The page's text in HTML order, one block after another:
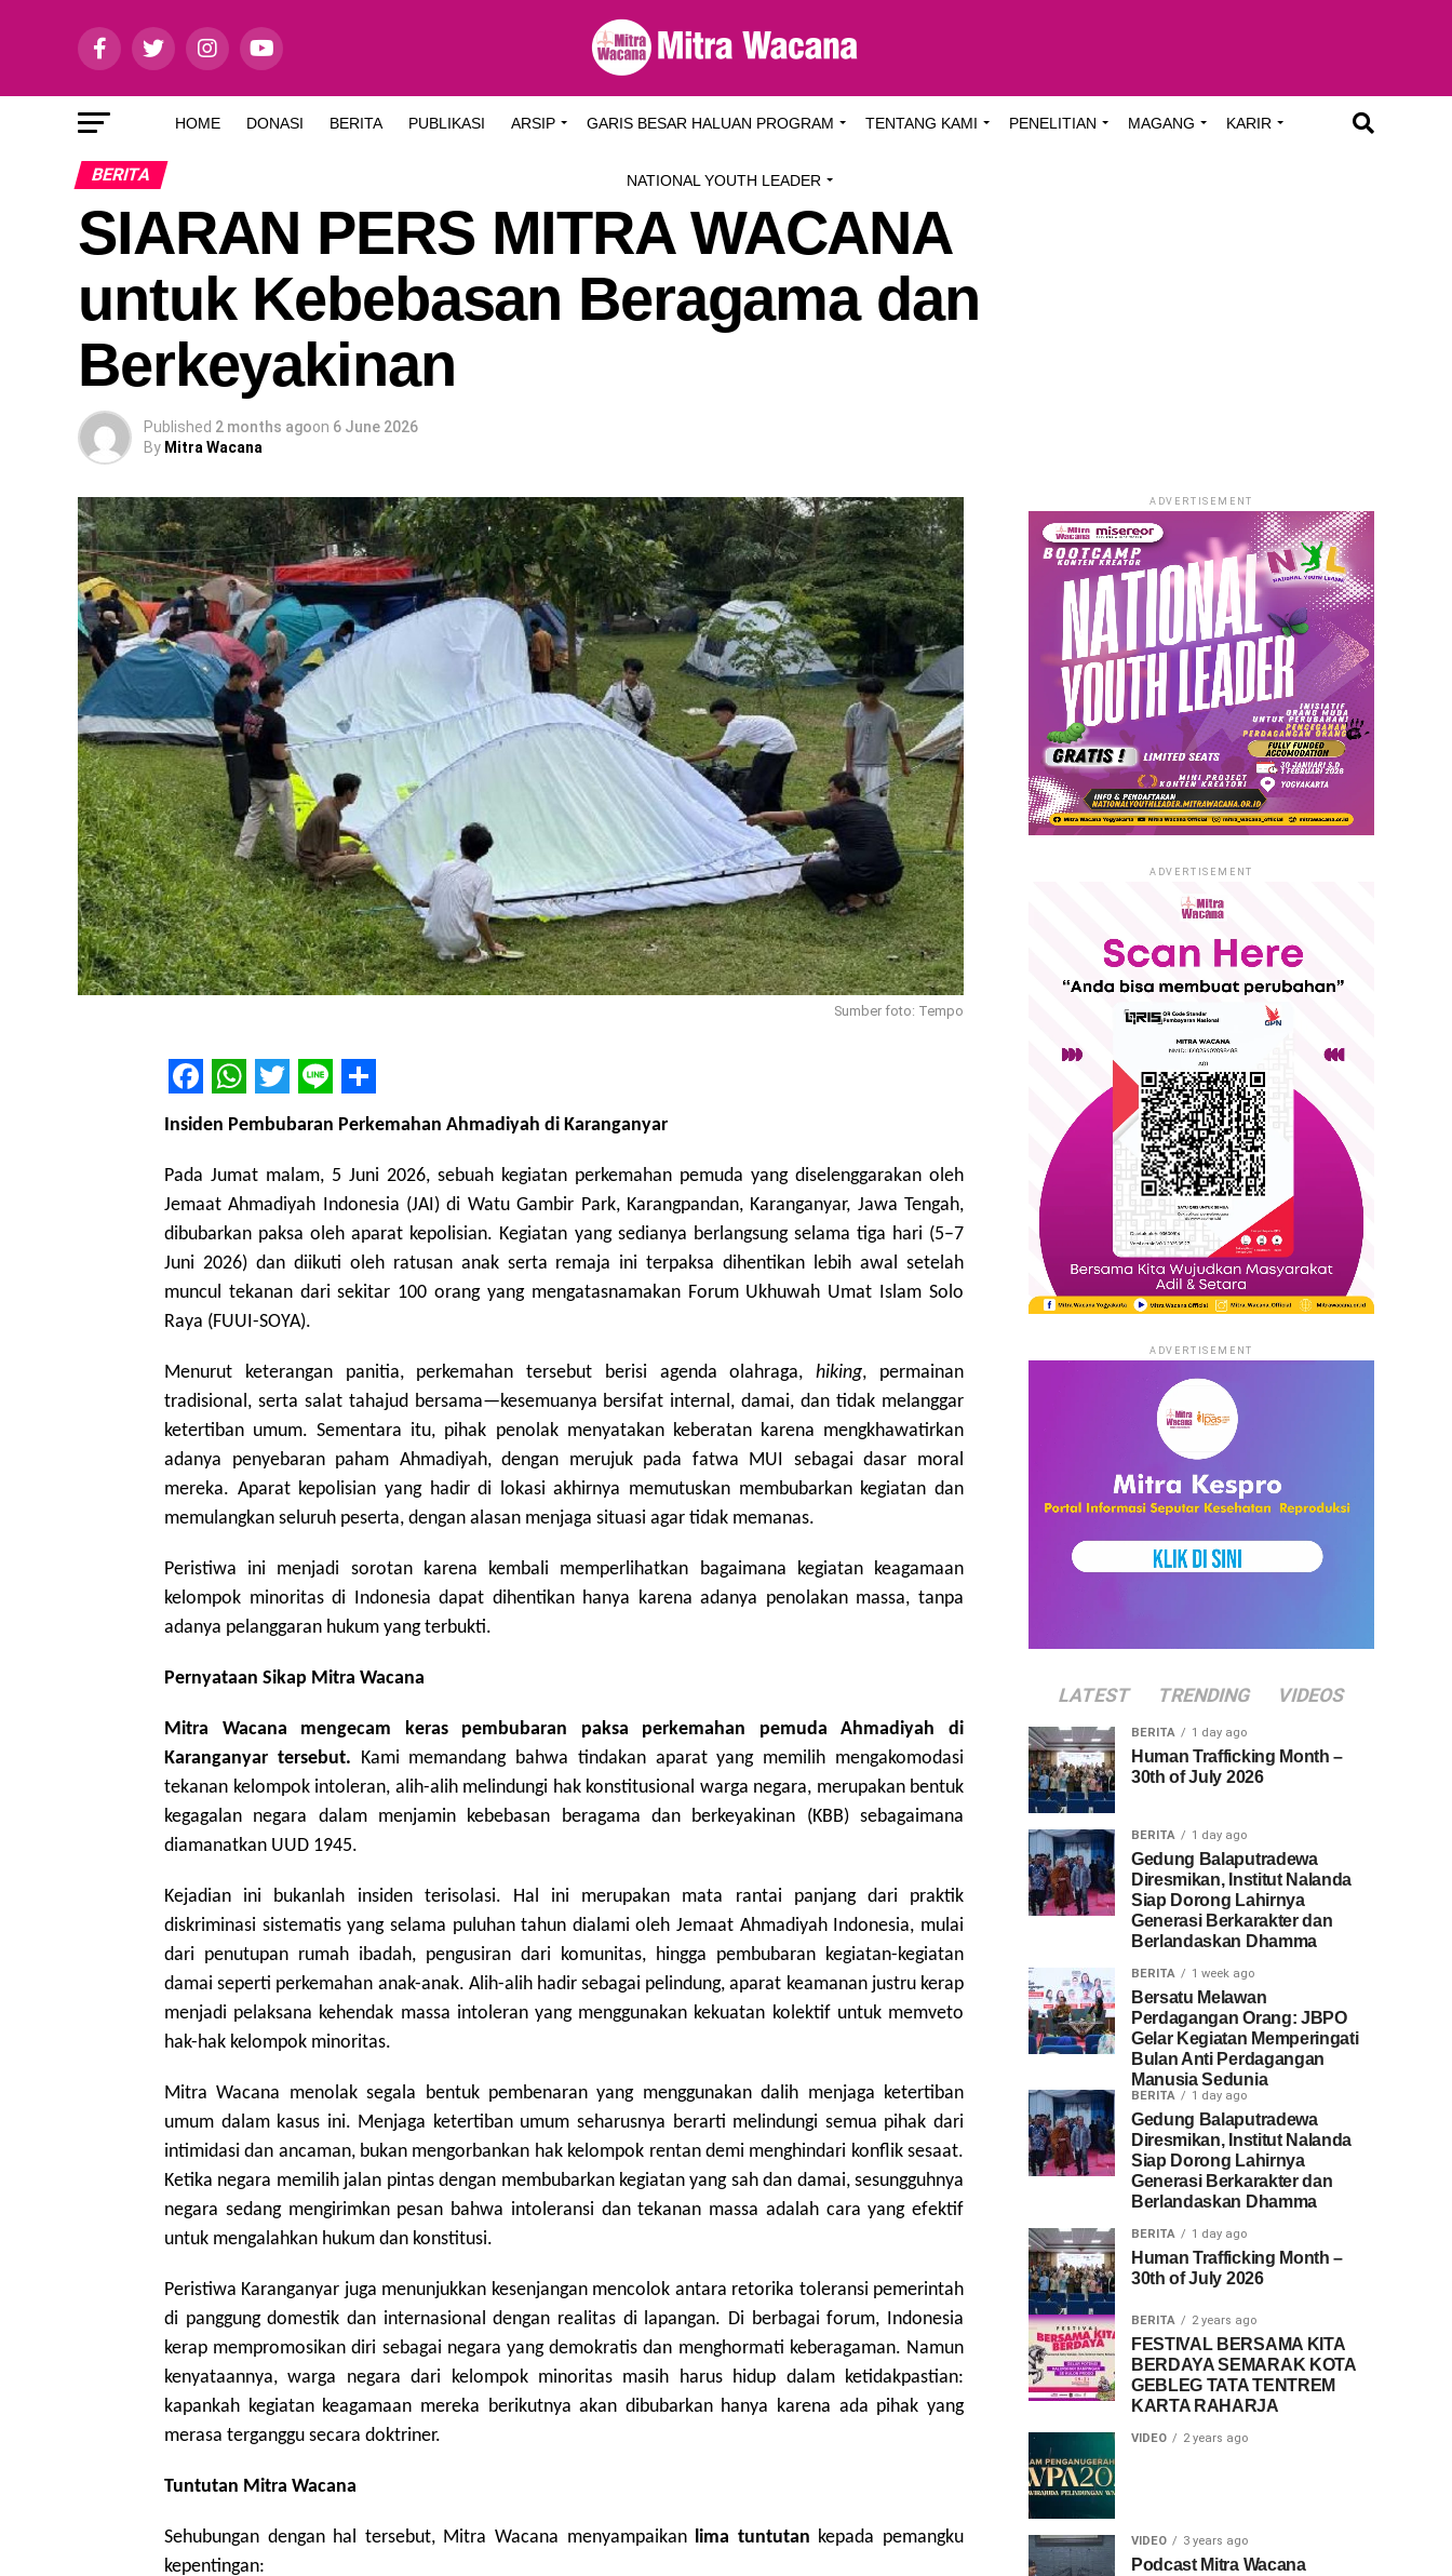
HOME DONASI BERITA PUBLIKASI ARSIP GARIS BESAR HALUAN PROGRAM TENTANG KAMI PENELITIAN MAGANG KARIR
NATIONAL YOUTH LEADER
BERITA
SIARAN PERS MITRA WACANA
untuk Kebebasan Beragama dan
Berkeyakinan
Published 2 months agoon 6 June 2026
By Mitra Wacana
Sumber foto: Tempo
Facebook
WhatsApp
Twitter
LineShare
Insiden Pembubaran Perkemahan Ahmadiyah di Karanganyar
Pada Jumat malam, 5 Juni 2026, sebuah kegiatan perkemahan pemuda yang diselenggarakan oleh
Jemaat Ahmadiyah Indonesia (JAI) di Watu Gambir Park, Karangpandan, Karanganyar, Jawa Tengah,
dibubarkan paksa oleh aparat kepolisian. Kegiatan yang sedianya berlangsung selama tiga hari (5–7
Juni 2026) dan diikuti oleh ratusan anak serta remaja ini terpaksa dihentikan lebih awal setelah
muncul tekanan dari sekitar 100 orang yang mengatasnamakan Forum Ukhuwah Umat Islam Solo
Raya (FUUI-SOYA).
Menurut keterangan panitia, perkemahan tersebut berisi agenda olahraga,hiking, permainan
tradisional, serta salat tahajud bersama—kesemuanya bersifat internal, damai, dan tidak melanggar
ketertiban umum. Sementara itu, pihak penolak menyatakan keberatan karena mengkhawatirkan
adanya penyebaran paham Ahmadiyah, dengan merujuk pada fatwa MUI sebagai dasar moral
mereka. Aparat kepolisian yang hadir di lokasi akhirnya memutuskan membubarkan kegiatan dan
memulangkan seluruh peserta, dengan alasan menjaga situasi agar tidak memanas.
Peristiwa ini menjadi sorotan karena kembali memperlihatkan bagaimana kegiatan keagamaan
kelompok minoritas di Indonesia dapat dihentikan hanya karena adanya penolakan massa, tanpa
adanya pelanggaran hukum yang terbukti.
Pernyataan Sikap Mitra Wacana
Mitra Wacana mengecam keras pembubaran paksa perkemahan pemuda Ahmadiyah di
Karanganyar tersebut. Kami memandang bahwa tindakan aparat yang memilih mengakomodasi
tekanan kelompok intoleran, alih-alih melindungi hak konstitusional warga negara, merupakan bentuk
kegagalan negara dalam menjamin kebebasan beragama dan berkeyakinan (KBB) sebagaimana
diamanatkan UUD 1945.
Kejadian ini bukanlah insiden terisolasi. Hal ini merupakan mata rantai panjang dari praktik
diskriminasi sistematis yang selama puluhan tahun dialami oleh Jemaat Ahmadiyah Indonesia, mulai
dari penutupan rumah ibadah, pengusiran dari komunitas, hingga pembubaran kegiatan-kegiatan
damai seperti perkemahan anak-anak. Alih-alih hadir sebagai pelindung, aparat keamanan justru kerap
menjadi pelaksana kehendak massa intoleran yang menggunakan kekuatan kolektif untuk memveto
hak-hak kelompok minoritas.
Mitra Wacana menolak segala bentuk pembenaran yang menggunakan dalih menjaga ketertiban
umum dalam kasus ini. Menjaga ketertiban umum seharusnya berarti melindungi semua pihak dari
intimidasi dan ancaman, bukan mengorbankan hak kelompok rentan demi menghindari konflik sesaat.
Ketika negara memilih jalan pintas dengan membubarkan kegiatan yang sah dan damai, sesungguhnya
negara sedang mengirimkan pesan bahwa intoleransi dan tekanan massa adalah cara yang efektif
untuk mengalahkan hukum dan konstitusi.
Peristiwa Karanganyar juga menunjukkan kesenjangan mencolok antara retorika toleransi pemerintah
di panggung domestik dan internasional dengan realitas di lapangan. Di berbagai forum, Indonesia
kerap mempromosikan diri sebagai negara yang demokratis dan menghormati keberagaman. Namun
kenyataannya, warga negara dari kelompok minoritas masih harus hidup dalam ketidakpastian:
kapankah kegiatan keagamaan mereka berikutnya akan dibubarkan hanya karena ada pihak yang
merasa terganggu secara doktriner.
Tuntutan Mitra Wacana
Sehubungan dengan hal tersebut, Mitra Wacana menyampaikan lima tuntutan kepada pemangku
kepentingan:
ADVERTISEMENT
ADVERTISEMENT
ADVERTISEMENT
LATEST TRENDING VIDEOS
BERITA 1 day ago
Human Trafficking Month –
30th of July 2026
BERITA 1 day ago
Gedung Balaputradewa
Diresmikan, Institut Nalanda
Siap Dorong Lahirnya
Generasi Berkarakter dan
Berlandaskan Dhamma
BERITA 1 week ago
Bersatu Melawan
Perdagangan Orang: JBPO
Gelar Kegiatan Memperingati
Bulan Anti Perdagangan
Manusia Sedunia
BERITA 1 day ago
Gedung Balaputradewa
Diresmikan, Institut Nalanda
Siap Dorong Lahirnya
Generasi Berkarakter dan
Berlandaskan Dhamma
BERITA 1 day ago
Human Trafficking Month –
30th of July 2026
BERITA 2 years ago
FESTIVAL BERSAMA KITA
BERDAYA SEMARAK KOTA
GEBLEG TATA TENTREM
KARTA RAHARJA
VIDEO 2 years ago
VIDEO 3 years ago
Podcast Mitra Wacana